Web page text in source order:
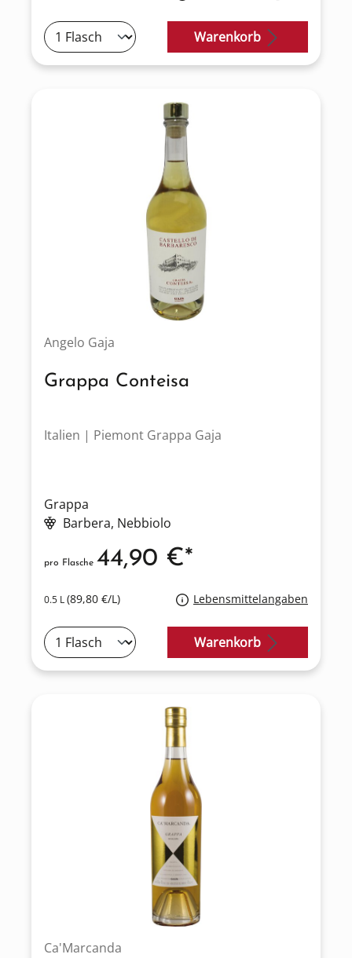
Warenkorb
Angelo Gaja
Grappa Conteisa
Italien | Piemont Grappa Gaja
Grappa
Barbera, Nebbiolo
0.5 L(89,80 €/L) Lebensmittelangaben
pro Flasche 44,90 €*
Warenkorb
Ca'Marcanda